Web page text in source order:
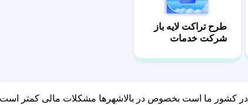
طرح تراکت‌ لایه باز
شرکت خدمات
کشور ما است بخصوص در بالاشهرها مشکلات مالی کمتر است